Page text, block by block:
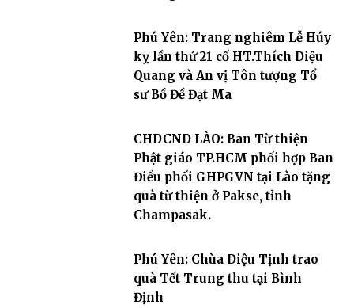
Phú Yên: Trang nghiêm Lễ Húy
kỵ lần thứ 21 cố HT.Thích Diệu
Quang và An vị Tôn tượng Tổ
sư Bồ Đề Đạt Ma
CHDCND LÀO: Ban Từ thiện
Phật giáo TP.HCM phối hợp Ban
Điều phối GHPGVN tại Lào tặng
quà từ thiện ở Pakse, tỉnh
Champasak.
Phú Yên: Chùa Diệu Tịnh trao
quà Tết Trung thu tại Bình
Định